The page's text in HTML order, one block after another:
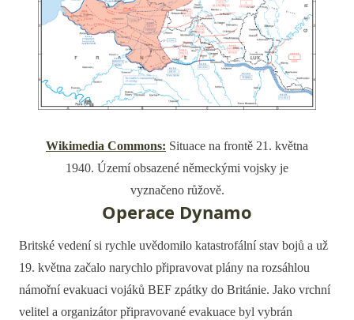
Wikimedia Commons: Situace na frontě 21. května
1940. Území obsazené německými vojsky je
vyznačeno růžově.
Operace Dynamo
Britské vedení si rychle uvědomilo katastrofální stav bojů a už
19. května začalo narychlo připravovat plány na rozsáhlou
námořní evakuaci vojáků BEF zpátky do Británie. Jako vrchní
velitel a organizátor připravované evakuace byl vybrán